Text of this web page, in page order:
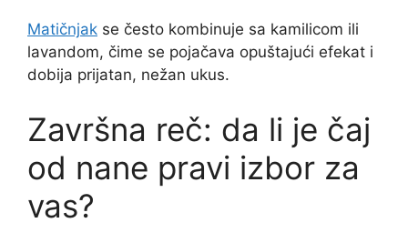
Matičnjak se često kombinuje sa kamilicom ili
lavandom, čime se pojačava opuštajući efekat i
dobija prijatan, nežan ukus.
Završna reč: da li je čaj
od nane pravi izbor za
vas?